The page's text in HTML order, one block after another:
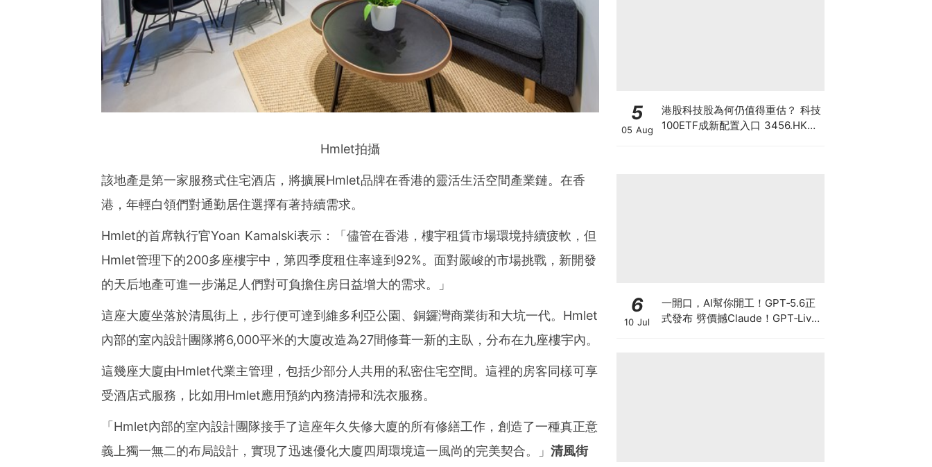
Hmlet拍攝
該地產是第一家服務式住宅酒店，將擴展Hmlet品牌在香港的靈活生活空間產業鏈。在香
港，年輕白領們對通勤居住選擇有著持續需求。
Hmlet的首席執行官Yoan Kamalski表示：「 儘管在香港，樓宇租賃市場環境持續疲軟，但
Hmlet管理下的200多座樓宇中，第四季度租住率達到92%。面對嚴峻的市場挑戰，新開發
的天后地產可進一步滿足人們對可負擔住房日益增大的需求。」
這座大廈坐落於清風街上，步行便可達到維多利亞公園、銅鑼灣商業街和大坑一代。Hmlet
內部的室內設計團隊將6,000平米的大廈改造為27間修葺一新的主臥，分布在九座樓宇內。
這幾座大廈由Hmlet代業主管理，包括少部分人共用的私密住宅空間。這裡的房客同樣可享
受酒店式服務，比如用Hmlet應用預約內務清掃和洗衣服務。
「Hmlet內部的室內設計團隊接手了這座年久失修大廈的所有修繕工作，創造了一種真正意
義上獨一無二的布局設計，實現了迅速優化大廈四周環境這一風尚的完美契合。」 清風街
5
05 Aug
港股科技股為何仍值得重估？ 科技
100ETF成新配置入口 3456.HK一
6
10 Jul
一開口，AI幫你開工！GPT‑5.6正
式發布 劈價撼Claude！GPT‑Live